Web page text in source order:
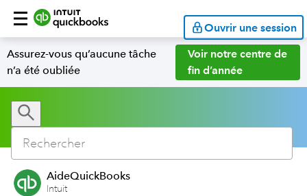
Ouvrir une session
Assurez-vous qu’aucune tâche
n’a été oubliée
Voir notre centre de
fin d’année
AideQuickBooks
Intuit